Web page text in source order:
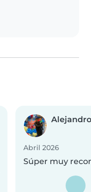
Alejandro
Abril 2026
Súper muy